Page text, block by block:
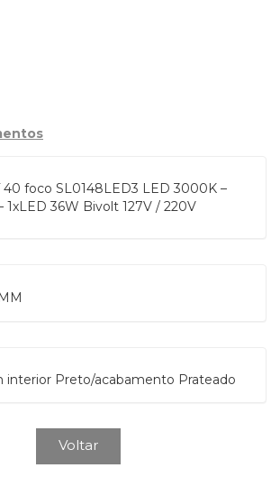
foco SL0148LED3 LED 3000K –
1xLED 36W Bivolt 127V / 220V
interior Preto/acabamento Prateado
Voltar